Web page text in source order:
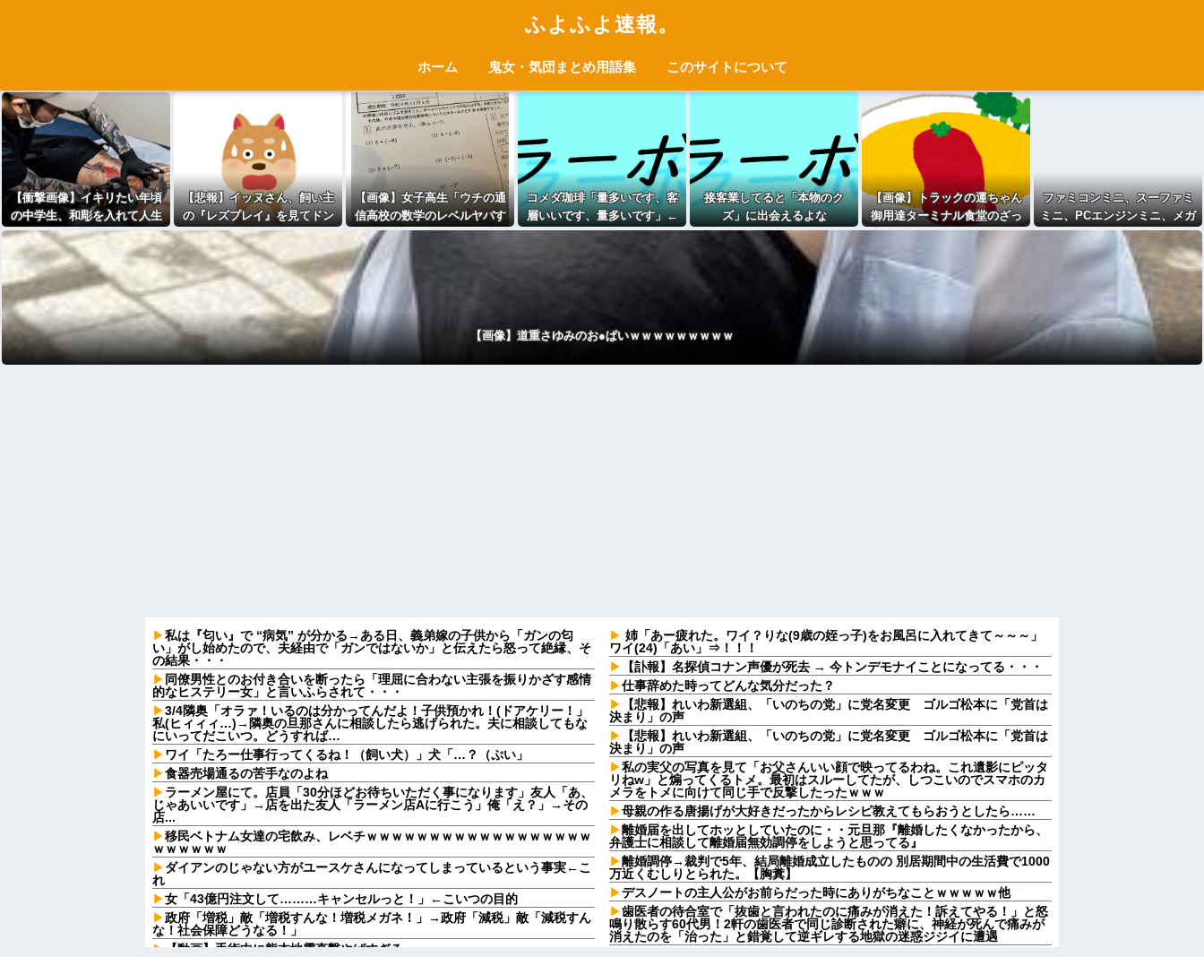
ふよふよ速報。
ホーム 鬼女・気団まとめ用語集 このサイトについて
【衝撃画像】イキリたい年頃
の中学生、和彫を入れて人生
終了⇒！！！
【悲報】イッヌさん、飼い主
の『レズプレイ』を見てドン
引き・・・
【画像】女子高生「ウチの通
信高校の数学のレベルヤバす
ぎｗｗｗ」
コメダ珈琲「量多いです、客
層いいです、量多いです」←
こいつの弱点
接客業してると「本物のク
ズ」に出会えるよな
【画像】トラックの運ちゃん
御用達ターミナル食堂のざっ
かけないオムライスｗｗｗｗ
ファミコンミニ、スーファミ
ミニ、PCエンジンミニ、メガ
ドラミニ、ネオジオミニ
【画像】道重さゆみのお●ぱいｗｗｗｗｗｗｗｗｗ
私は『匂い』で “病気” が分かる→ある日、義弟嫁の子供から「ガンの匂
い」がし始めたので、夫経由で「ガンではないか」と伝えたら怒って絶縁、そ
の結果・・・
同僚男性とのお付き合いを断ったら「理屈に合わない主張を振りかざす感情
的なヒステリー女」と言いふらされて・・・
3/4隣奥「オラァ！いるのは分かってんだよ！子供預かれ！(ドアケリー！」
私(ヒィィィ…)→隣奥の旦那さんに相談したら逃げられた。夫に相談してもな
にいってだこいつ。どうすれば…
ワイ「たろー仕事行ってくるね！（飼い犬）」犬「…？（ぷい」
食器売場通るの苦手なのよね
ラーメン屋にて。店員「30分ほどお待ちいただく事になります」友人「あ、
じゃあいいです」→店を出た友人「ラーメン店Aに行こう」俺「え？」→その
店...
移民ベトナム女達の宅飲み、レベチｗｗｗｗｗｗｗｗｗｗｗｗｗｗｗｗｗｗ
ｗｗｗｗｗｗ
ダイアンのじゃない方がユースケさんになってしまっているという事実←こ
れ
女「43億円注文して………キャンセルっと！」←こいつの目的
政府「増税」敵「増税すんな！増税メガネ！」→政府「減税」敵「減税すん
な！社会保障どうなる！」
【動画】手術中に熊本地震直撃やばすぎる
姉「あー疲れた。ワイ？りな(9歳の姪っ子)をお風呂に入れてきて～～～」
ワイ(24)「あい」⇒！！！
【訃報】名探偵コナン声優が死去 → 今トンデモナイことになってる・・・
仕事辞めた時ってどんな気分だった？
【悲報】れいわ新選組、「いのちの党」に党名変更 ゴルゴ松本に「党首は
決まり」の声
【悲報】れいわ新選組、「いのちの党」に党名変更 ゴルゴ松本に「党首は
決まり」の声
私の実父の写真を見て「お父さんいい顔で映ってるわね。これ遺影にピッタ
リねw」と煽ってくるトメ。最初はスルーしてたが、しつこいのでスマホのカ
メラをトメに向けて同じ手で反撃したったｗｗｗ
母親の作る唐揚げが大好きだったからレシピ教えてもらおうとしたら……
離婚届を出してホッとしていたのに・・元旦那『離婚したくなかったから、
弁護士に相談して離婚届無効調停をしようと思ってる』
離婚調停→裁判で5年、結局離婚成立したものの 別居期間中の生活費で1000
万近くむしりとられた。【胸糞】
デスノートの主人公がお前らだった時にありがちなことｗｗｗｗｗ他
歯医者の待合室で「抜歯と言われたのに痛みが消えた！訴えてやる！」と怒
鳴り散らす60代男！2軒の歯医者で同じ診断された癖に、神経が死んで痛みが
消えたのを「治った」と錯覚して逆ギレする地獄の迷惑ジジイに遭遇